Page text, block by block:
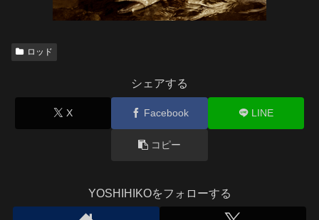
ロッド
シェアする
X Facebook LINE
コピー
YOSHIHIKOをフォローする